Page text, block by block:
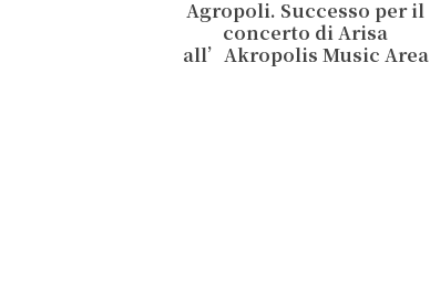
Agropoli. Successo per il
concerto di Arisa
all’Akropolis Music Area